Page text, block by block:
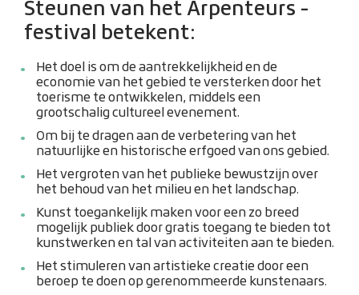
festival betekent:
Het doel is om de aantrekkelijkheid en de
economie van het gebied te versterken door het
toerisme te ontwikkelen, middels een
grootschalig cultureel evenement.
Om bij te dragen aan de verbetering van het
natuurlijke en historische erfgoed van ons gebied.
Het vergroten van het publieke bewustzijn over
het behoud van het milieu en het landschap.
Kunst toegankelijk maken voor een zo breed
mogelijk publiek door gratis toegang te bieden tot
kunstwerken en tal van activiteiten aan te bieden.
Het stimuleren van artistieke creatie door een
beroep te doen op gerenommeerde kunstenaars.